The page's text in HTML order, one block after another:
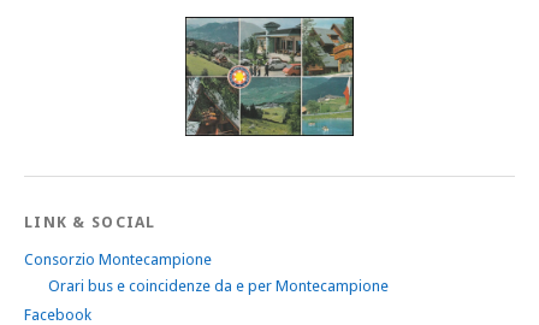
LINK & SOCIAL
Consorzio Montecampione
Orari bus e coincidenze da e per Montecampione
Facebook